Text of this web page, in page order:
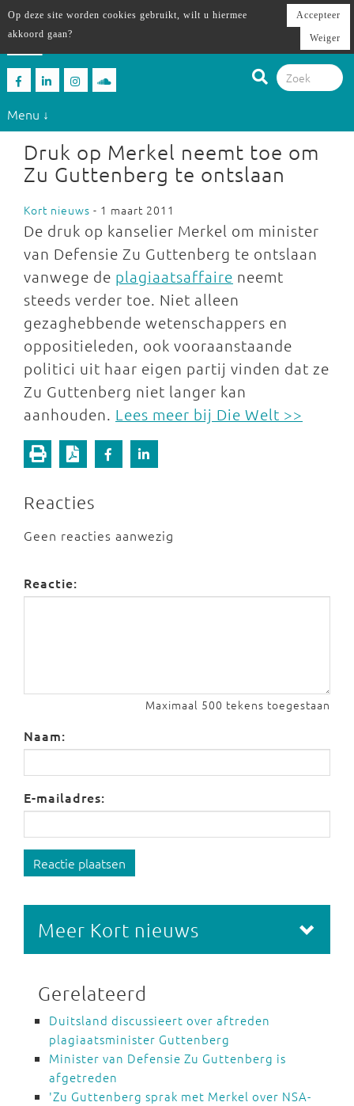
Menu ↓
Druk op Merkel neemt toe om
Zu Guttenberg te ontslaan
Kort nieuws - 1 maart 2011
De druk op kanselier Merkel om minister
van Defensie Zu Guttenberg te ontslaan
vanwege de plagiaatsaffaire neemt
steeds verder toe. Niet alleen
gezaghebbende wetenschappers en
oppositieleden, ook vooraanstaande
politici uit haar eigen partij vinden dat ze
Zu Guttenberg niet langer kan
aanhouden. Lees meer bij Die Welt >>
Reacties
Geen reacties aanwezig
Reactie:
Maximaal 500 tekens toegestaan
Naam:
E-mailadres:
Reactie plaatsen
Meer Kort nieuws
Gerelateerd
Duitsland discussieert over aftreden
plagiaatsminister Guttenberg
Minister van Defensie Zu Guttenberg is
afgetreden
'Zu Guttenberg sprak met Merkel over NSA-
Op deze site worden cookies gebruikt, wilt u hiermee
akkoord gaan?
Accepteer
Weiger